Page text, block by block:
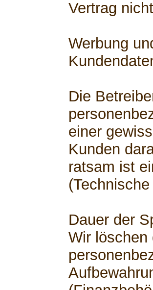
Vertrag
Werbung
Die
einer
Kunden
ratsam ist
Dauer der
Wir löschen